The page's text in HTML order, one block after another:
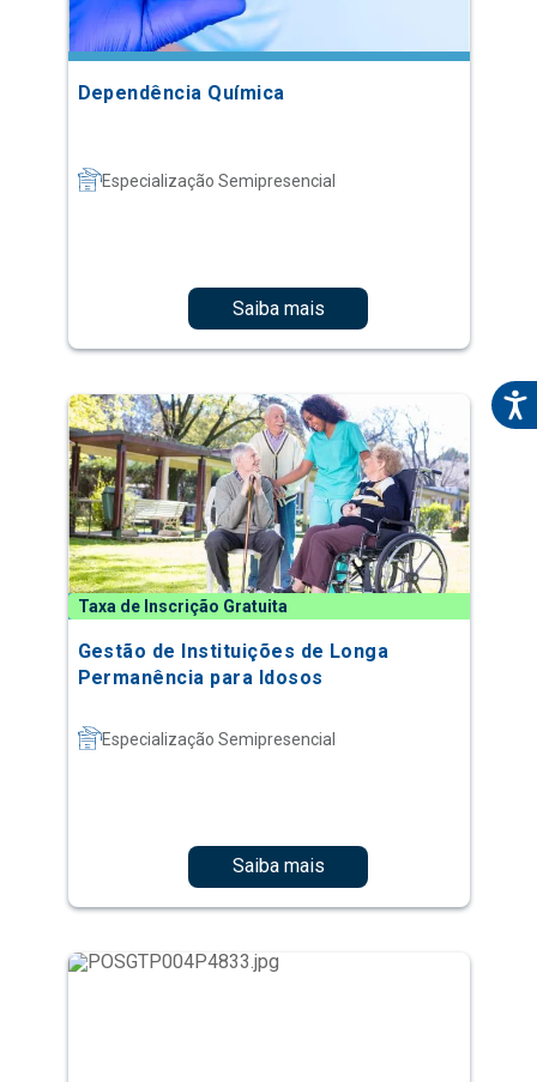
Dependência Química
Especialização Semipresencial
Saiba mais
Taxa de Inscrição Gratuita
Gestão de Instituições de Longa
Permanência para Idosos
Especialização Semipresencial
Saiba mais